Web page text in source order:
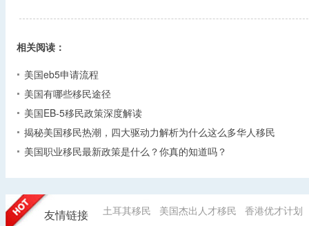
相关阅读：
美国eb5申请流程
美国有哪些移民途径
美国EB-5移民政策深度解读
揭秘美国移民热潮，四大驱动力解析为什么这么多华人移民
美国职业移民最新政策是什么？你真的知道吗？
友情链接 土耳其移民 美国杰出人才移民 香港优才计划